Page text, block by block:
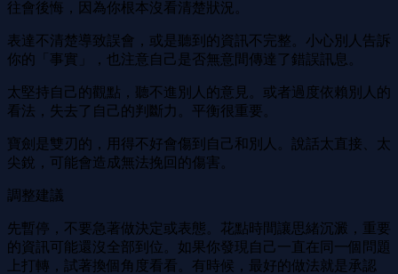
往會後悔，因為你根本沒看清楚狀況。
表達不清楚導致誤會，或是聽到的資訊不完整。小心別人告訴
你的「事實」，也注意自己是否無意間傳達了錯誤訊息。
太堅持自己的觀點，聽不進別人的意見。或者過度依賴別人的
看法，失去了自己的判斷力。平衡很重要。
寶劍是雙刃的，用得不好會傷到自己和別人。說話太直接、太
尖銳，可能會造成無法挽回的傷害。
調整建議
先暫停，不要急著做決定或表態。花點時間讓思緒沉澱，重要
的資訊可能還沒全部到位。如果你發現自己一直在同一個問題
上打轉，試著換個角度看看。有時候，最好的做法就是承認